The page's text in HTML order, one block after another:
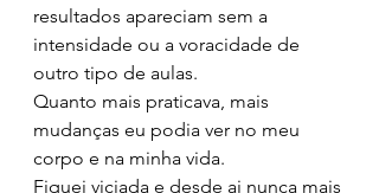
resultados apareciam sem a
intensidade ou a voracidade de
outro tipo de aulas.
Quanto mais praticava, mais
mudanças eu podia ver no meu
corpo e na minha vida.
Fiquei viciada e desde ai nunca mais